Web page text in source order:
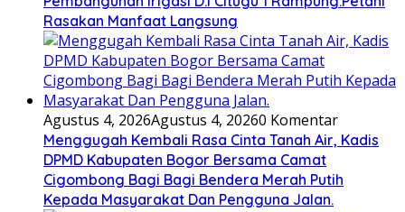
Rasakan Manfaat Langsung
Agustus 4, 2026Agustus 4, 20260 Komentar
Menggugah Kembali Rasa Cinta Tanah Air, Kadis
DPMD Kabupaten Bogor Bersama Camat
Cigombong Bagi Bagi Bendera Merah Putih
Kepada Masyarakat Dan Pengguna Jalan.